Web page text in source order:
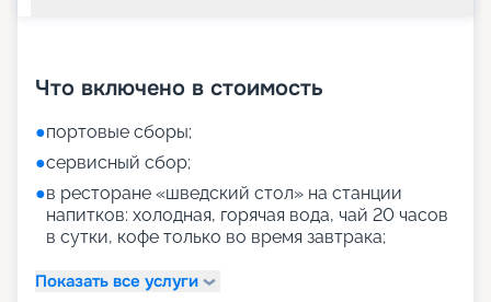
Что включено в стоимость
●портовые сборы;
●сервисный сбор;
●в ресторане «шведский стол» на станции
напитков: холодная, горячая вода, чай 20 часов
в сутки, кофе только во время завтрака;
Показать все услуги